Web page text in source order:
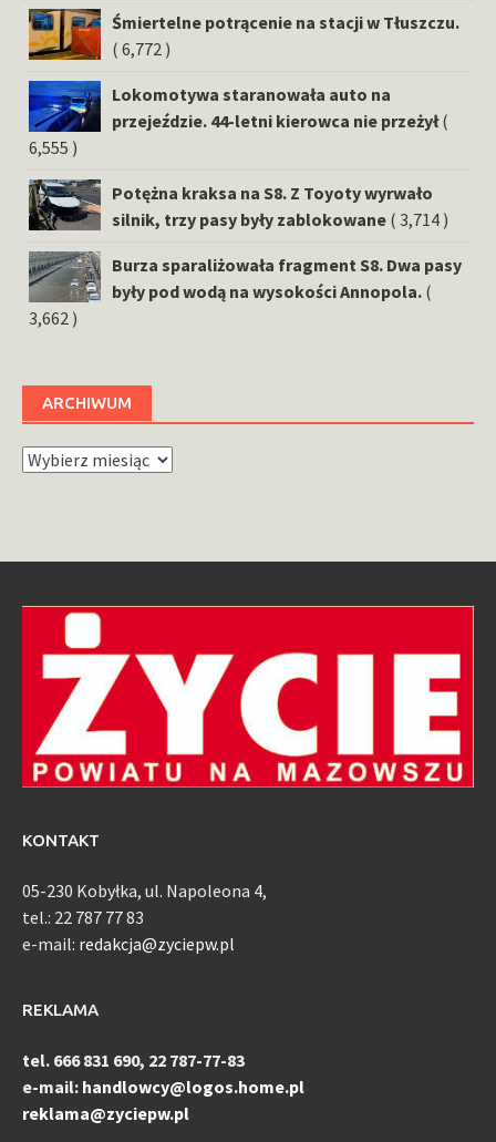
Śmiertelne potrącenie na stacji w Tłuszczu.
( 6,772 )
Lokomotywa staranowała auto na
przejeździe. 44-letni kierowca nie przeżył (
6,555 )
Potężna kraksa na S8. Z Toyoty wyrwało
silnik, trzy pasy były zablokowane ( 3,714 )
Burza sparaliżowała fragment S8. Dwa pasy
były pod wodą na wysokości Annopola. (
3,662 )
ARCHIWUM
Archiwum
KONTAKT
05-230 Kobyłka, ul. Napoleona 4,
tel.: 22 787 77 83
e-mail: redakcja@zyciepw.pl
REKLAMA
tel. 666 831 690, 22 787-77-83
e-mail: handlowcy@logos.home.pl
reklama@zyciepw.pl